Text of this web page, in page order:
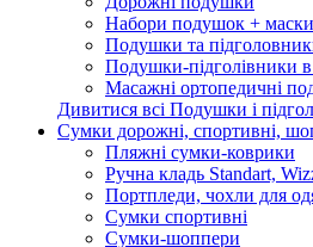
Набори подушок +
Подушки та
Подушки-підголівники в
Масажні ортопедичні
Дивитися всі Подушки і
Сумки дорожні, спортивні,
Пляжні сумки-коврики
Ручна кладь Standart,
Портпледи, чохли для
Сумки спортивні
Сумки-шоппери